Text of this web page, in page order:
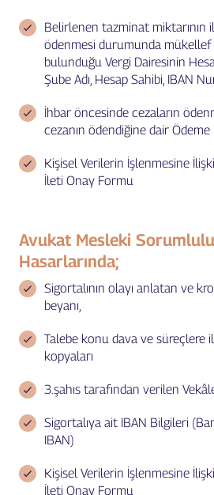
Belirlenen tazminat miktarının
ödenmesi durumunda mükellef
bulunduğu Vergi Dairesinin
Şube Adı, Hesap Sahibi, IBAN
İhbar öncesinde cezaların
cezanın ödendiğine dair
Kişisel Verilerin İşlenmesine
İleti Onay Formu
Avukat Mesleki
Hasarlarında;
Sigortalının olayı anlatan ve
beyanı,
Talebe konu dava ve süreçlere
kopyaları
3.şahıs tarafından verilen
Sigortalıya ait IBAN Bilgileri
IBAN)
Kişisel Verilerin İşlenmesine
İleti Onay Formu